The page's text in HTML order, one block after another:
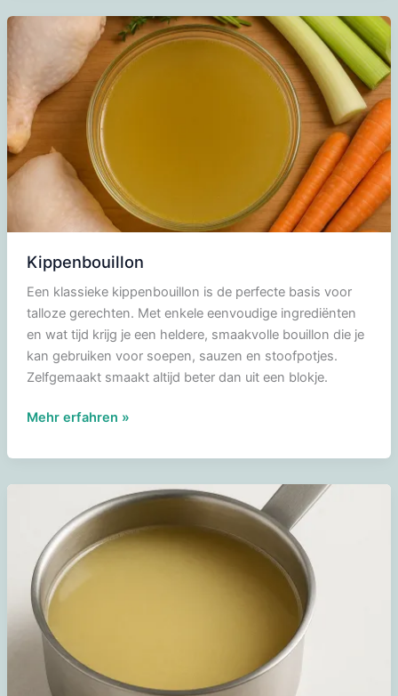
Kippenbouillon
Een klassieke kippenbouillon is de perfecte basis voor
talloze gerechten. Met enkele eenvoudige ingrediënten
en wat tijd krijg je een heldere, smaakvolle bouillon die je
kan gebruiken voor soepen, sauzen en stoofpotjes.
Zelfgemaakt smaakt altijd beter dan uit een blokje.
Kippenbouillon
Mehr erfahren »